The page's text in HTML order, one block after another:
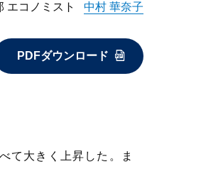
エコノミスト 中村 華奈子
PDFダウンロード
て大きく上昇した。ま